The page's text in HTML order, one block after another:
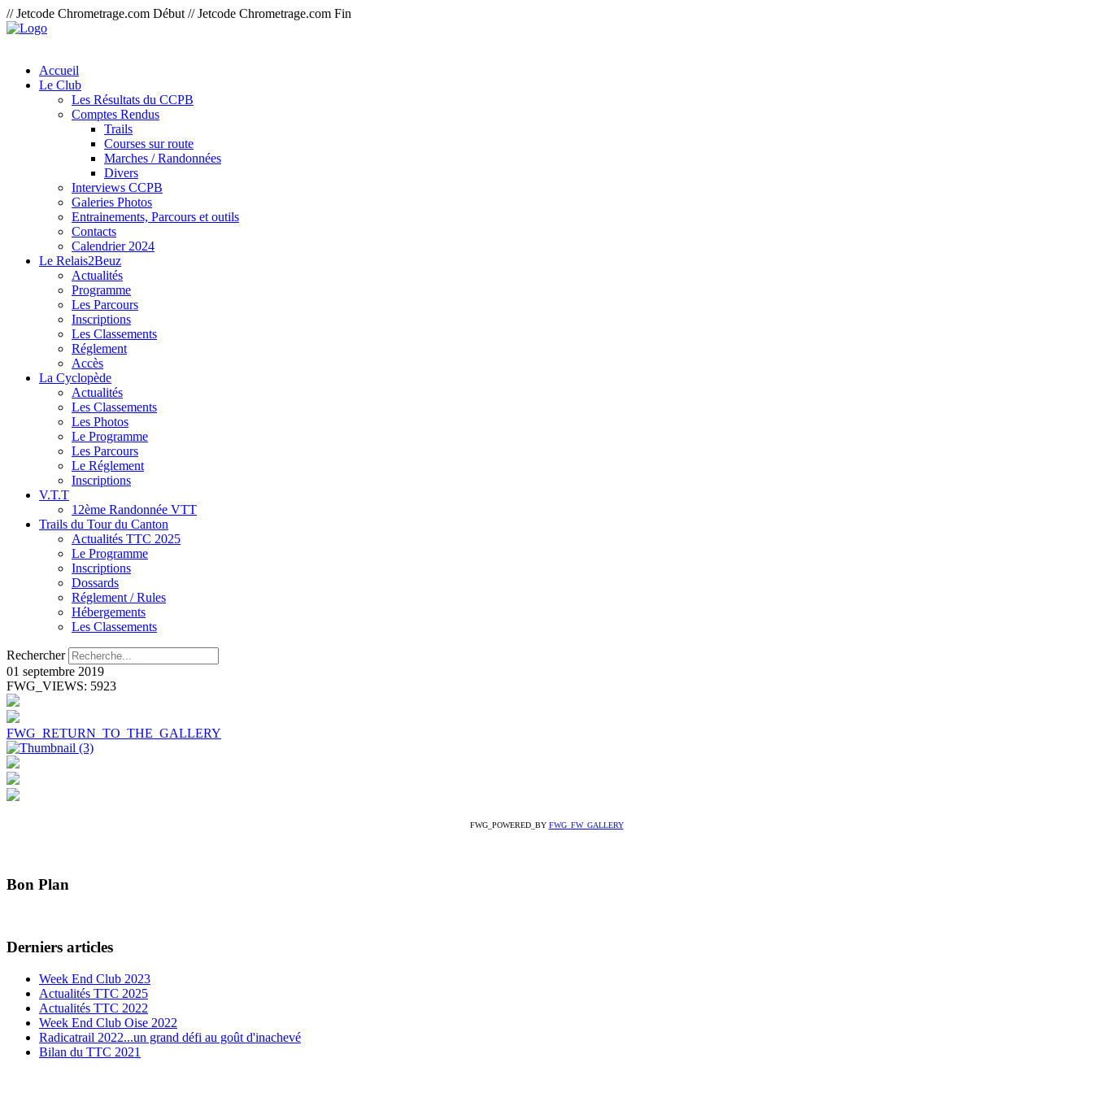
// Jetcode Chrometrage.com Début // Jetcode Chrometrage.com Fin
Accueil
Le Club
Les Résultats du CCPB
Comptes Rendus
Trails
Courses sur route
Marches / Randonnées
Divers
Interviews CCPB
Galeries Photos
Entrainements, Parcours et outils
Contacts
Calendrier 2024
Le Relais2Beuz
Actualités
Programme
Les Parcours
Inscriptions
Les Classements
Réglement
Accès
La Cyclopède
Actualités
Les Classements
Les Photos
Le Programme
Les Parcours
Le Réglement
Inscriptions
V.T.T
12ème Randonnée VTT
Trails du Tour du Canton
Actualités TTC 2025
Le Programme
Inscriptions
Dossards
Réglement / Rules
Hébergements
Les Classements
Rechercher
01 septembre 2019
FWG_VIEWS: 5923
FWG_RETURN_TO_THE_GALLERY
FWG_POWERED_BY FWG_FW_GALLERY
Bon Plan
Derniers articles
Week End Club 2023
Actualités TTC 2025
Actualités TTC 2022
Week End Club Oise 2022
Radicatrail 2022...un grand défi au goût d'inachevé
Bilan du TTC 2021